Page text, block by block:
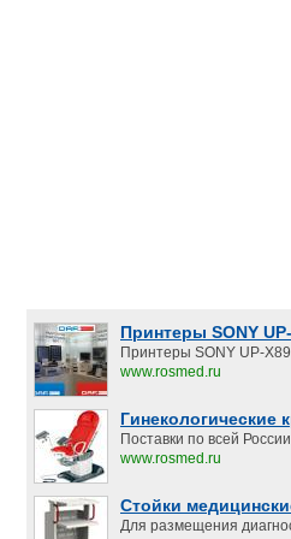
Принтеры SONY
Принтеры SONY UP-
www.rosmed.ru
Поставки по всей
www.rosmed.ru
Стойки
Для размещения